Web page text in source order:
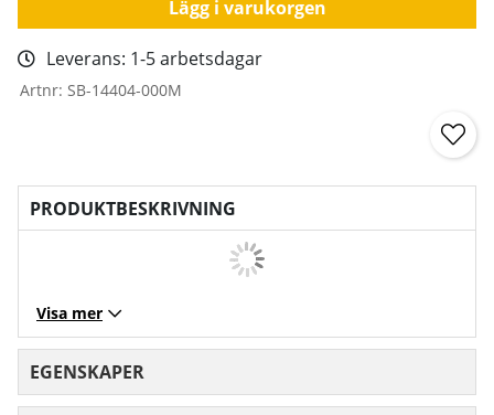
Lägg i varukorgen
Leverans: 1-5 arbetsdagar
Artnr: SB-14404-000M
PRODUKTBESKRIVNING
Visa mer
EGENSKAPER